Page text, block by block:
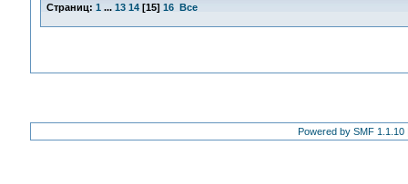
Страниц: 1 ... 13 14[15] 16 Все
Powered by SMF 1.1.10